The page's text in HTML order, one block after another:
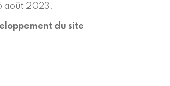
août 2023.
du site